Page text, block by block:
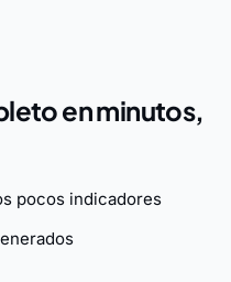
en minutos,
pocos indicadores